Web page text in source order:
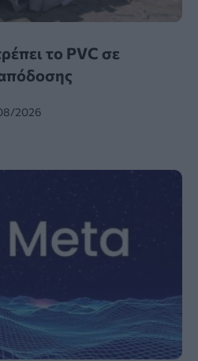
το PVC σε
2026